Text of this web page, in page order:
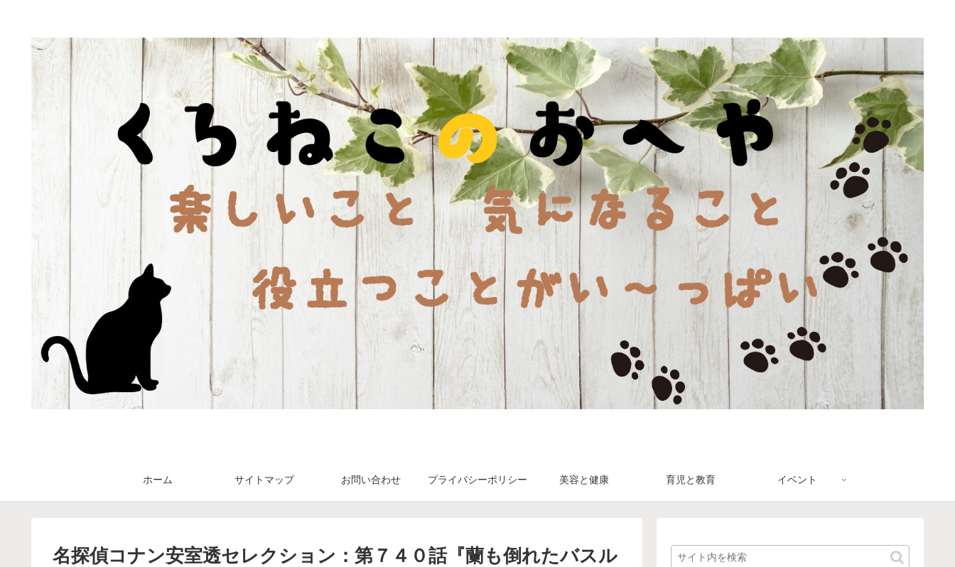
ホーム サイトマップ お問い合わせ プライバシーポリシー 美容と健康 育児と教育 イベント
名探偵コナン安室透セレクション：第７４０話『蘭も倒れたバスル